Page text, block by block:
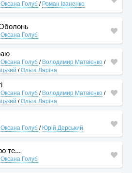
Оксана Голуб / Роман Іваненко
Оксана Голуб
Оксана Голуб / Володимир Матвієнко /
/Ольга Ларіна
Оксана Голуб / Володимир Матвієнко /
/Ольга Ларіна
Оксана Голуб / Юрій Дерський
те...
Оксана Голуб